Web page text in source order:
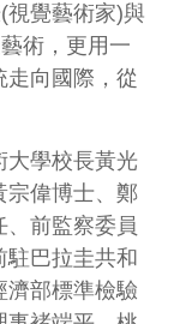
視覺藝術家)與
術，更用一
走向國際，從
大學校長黃光
宗偉博士、鄭
、前監察委員
駐巴拉圭共和
濟部標準檢驗